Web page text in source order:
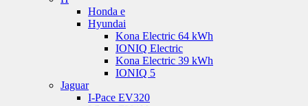
Honda e
Hyundai
Kona Electric 64 kWh
IONIQ Electric
Kona Electric 39 kWh
IONIQ 5
Jaguar
I-Pace EV320